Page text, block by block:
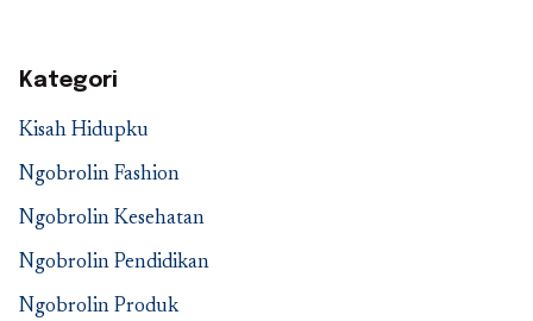
Kategori
Kisah Hidupku
Ngobrolin Fashion
Ngobrolin Kesehatan
Ngobrolin Pendidikan
Ngobrolin Produk